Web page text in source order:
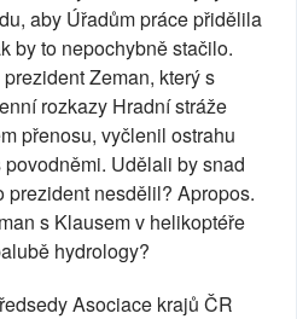
aby Úřadům práce přidělila
by to nepochybně stačilo.
Zeman, který s
rozkazy Hradní stráže
přenosu, vyčlenil ostrahu
Udělali by snad
prezident nesdělil? Apropos.
s Klausem v helikoptéře
hydrology?
Asociace krajů ČR